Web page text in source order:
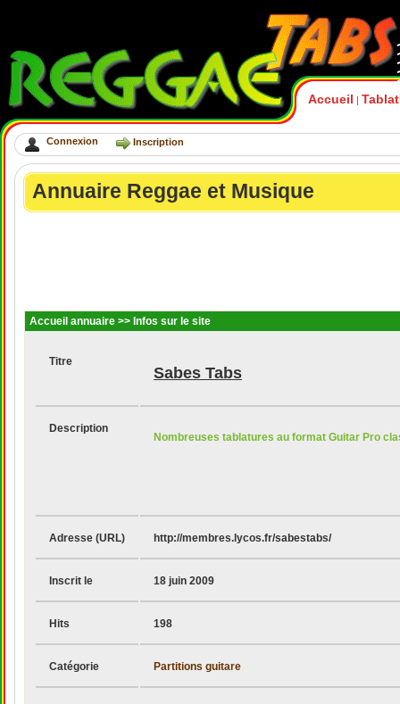
Accueil |
Connexion Inscription
Annuaire Reggae et Musique
Accueil annuaire >> Infos sur le site
Titre
Sabes Tabs
Description
Nombreuses tablatures au format Guitar Pro
Adresse (URL) http://membres.lycos.fr/sabestabs/
Inscrit le 18 juin 2009
Hits 198
Catégorie Partitions guitare